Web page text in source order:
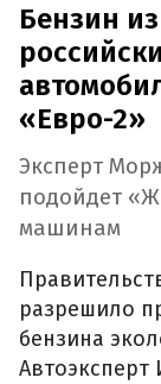
Бензин
«Евро-2»
Эксперт
подойдет
машинам
разрешило
бензина